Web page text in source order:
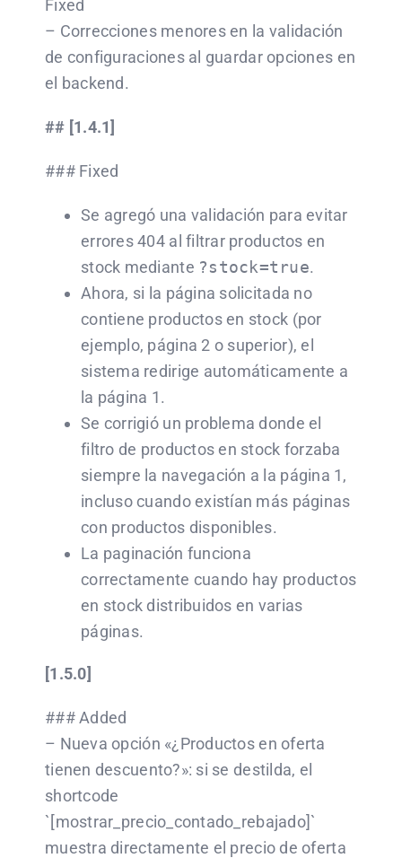
Fixed
– Correcciones menores en la validación
de configuraciones al guardar opciones en
el backend.
## [1.4.1]
### Fixed
Se agregó una validación para evitar
errores 404 al filtrar productos en
stock mediante ?stock=true.
Ahora, si la página solicitada no
contiene productos en stock (por
ejemplo, página 2 o superior), el
sistema redirige automáticamente a
la página 1.
Se corrigió un problema donde el
filtro de productos en stock forzaba
siempre la navegación a la página 1,
incluso cuando existían más páginas
con productos disponibles.
La paginación funciona
correctamente cuando hay productos
en stock distribuidos en varias
páginas.
[1.5.0]
### Added
– Nueva opción «¿Productos en oferta
tienen descuento?»: si se destilda, el
shortcode
`[mostrar_precio_contado_rebajado]`
muestra directamente el precio de oferta